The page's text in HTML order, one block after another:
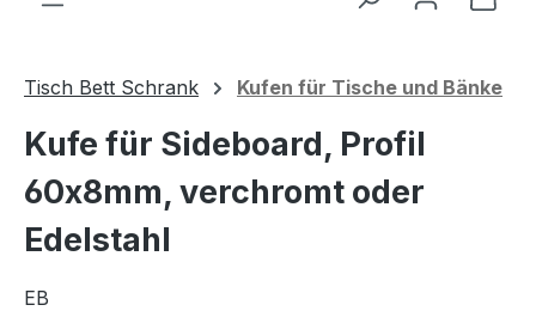
Tisch Bett Schrank Kufen für Tische und Bänke
Kufe für Sideboard, Profil
60x8mm, verchromt oder
Edelstahl
EB